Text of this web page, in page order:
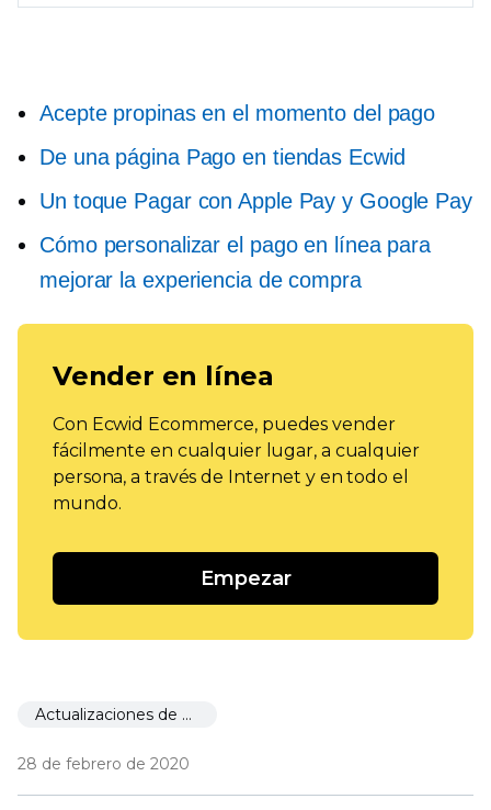
Acepte propinas en el momento del pago
De una páginaPago en tiendas Ecwid
Un toque Pagar con Apple Pay y Google Pay
Cómo personalizar el pago en línea para
mejorar la experiencia de compra
Vender en línea
Con Ecwid Ecommerce, puedes vender
fácilmente en cualquier lugar, a cualquier
persona, a través de Internet y en todo el
mundo.
Empezar
Actualizaciones de Ecwid
28 de febrero de 2020